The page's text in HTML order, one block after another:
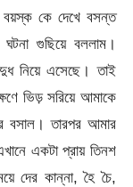
কে দেখে বসন্ত
গুছিয়ে বললাম।
নিয়ে এসেছে। তাই
ভিড় সরিয়ে আমাকে
বসাল। তারপর আমার
একটা প্রায় তিনশ
দের কান্না, হৈ চৈ,